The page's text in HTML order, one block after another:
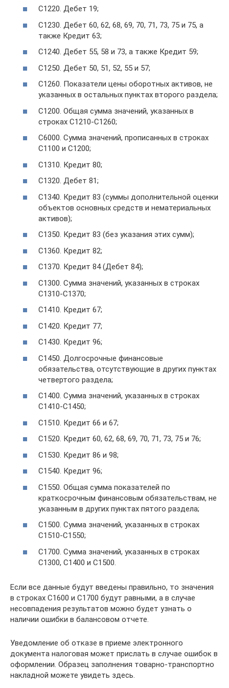
С1220. Дебет 19;
С1230. Дебет 60, 62, 68, 69, 70, 71, 73, 75 и 75, а
также Кредит 63;
С1240. Дебет 55, 58 и 73, а также Кредит 59;
С1250. Дебет 50, 51, 52, 55 и 57;
С1260. Показатели цены оборотных активов, не
указанных в остальных пунктах второго раздела;
С1200. Общая сумма значений, указанных в
строках С1210-С1260;
С6000. Сумма значений, прописанных в строках
С1100 и С1200;
С1310. Кредит 80;
С1320. Дебет 81;
С1340. Кредит 83 (суммы дополнительной оценки
объектов основных средств и нематериальных
активов);
С1350. Кредит 83 (без указания этих сумм);
С1360. Кредит 82;
С1370. Кредит 84 (Дебет 84);
С1300. Сумма значений, указанных в строках
С1310-С1370;
С1410. Кредит 67;
С1420. Кредит 77;
С1430. Кредит 96;
С1450. Долгосрочные финансовые
обязательства, отсутствующие в других пунктах
четвертого раздела;
С1400. Сумма значений, указанных в строках
С1410-С1450;
С1510. Кредит 66 и 67;
С1520. Кредит 60, 62, 68, 69, 70, 71, 73, 75 и 76;
С1530. Кредит 86 и 98;
С1540. Кредит 96;
С1550. Общая сумма показателей по
краткосрочным финансовым обязательствам, не
указанным в других пунктах пятого раздела;
С1500. Сумма значений, указанных в строках
С1510-С1550;
С1700. Сумма значений, указанных в строках
С1300, С1400 и С1500.
Если все данные будут введены правильно, то значения
в строках С1600 и С1700 будут равными, а в случае
несовпадения результатов можно будет узнать о
наличии ошибки в балансовом отчете.
Уведомление об отказе в приеме электронного
документа налоговая может прислать в случае ошибок в
оформлении. Образец заполнения товарно-транспортно
накладной можете увидеть здесь.